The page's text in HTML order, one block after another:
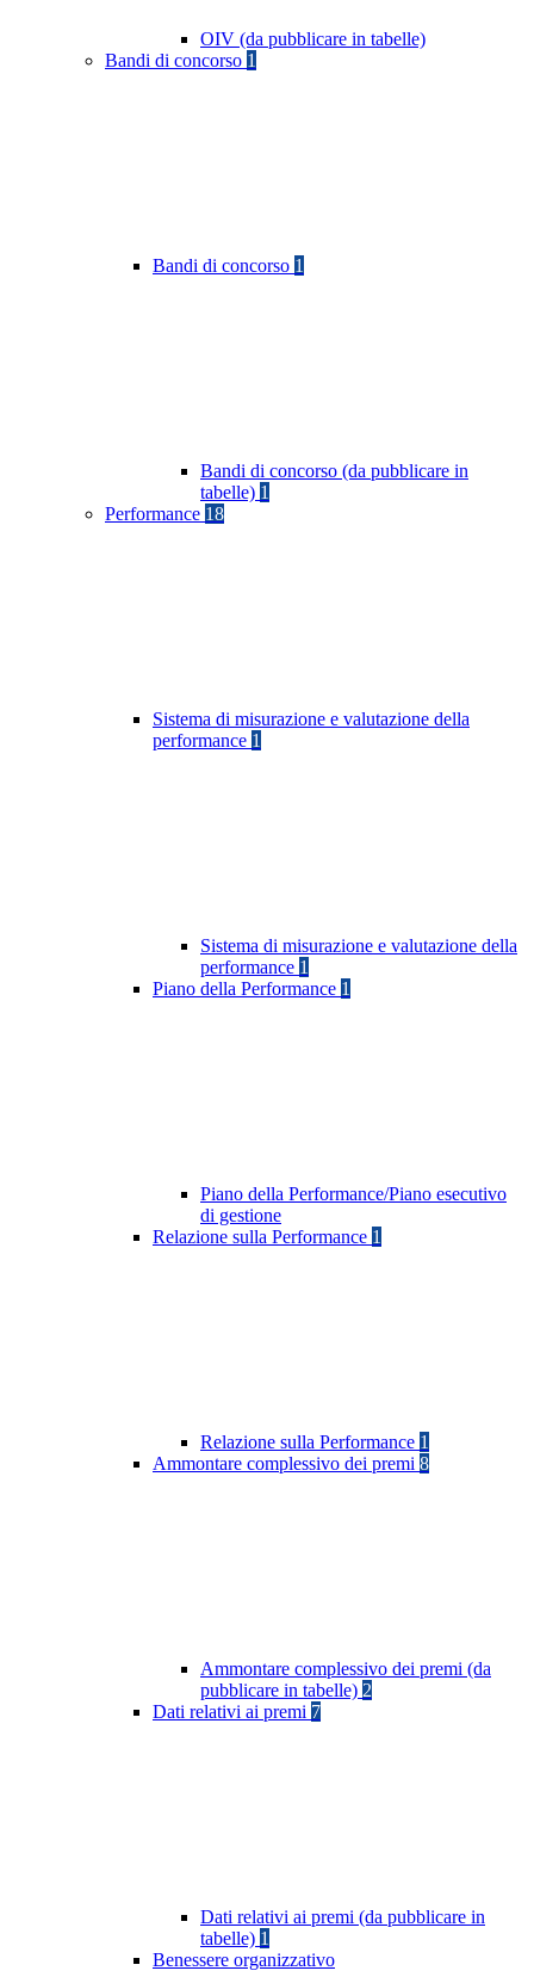
OIV (da pubblicare in tabelle)
Bandi di concorso 1
Bandi di concorso 1
Bandi di concorso (da pubblicare in
tabelle) 1
Performance 18
Sistema di misurazione e valutazione della
performance 1
Sistema di misurazione e valutazione della
performance 1
Piano della Performance 1
Piano della Performance/Piano esecutivo
di gestione
Relazione sulla Performance 1
Relazione sulla Performance 1
Ammontare complessivo dei premi 8
Ammontare complessivo dei premi (da
pubblicare in tabelle) 2
Dati relativi ai premi 7
Dati relativi ai premi (da pubblicare in
tabelle) 1
Benessere organizzativo